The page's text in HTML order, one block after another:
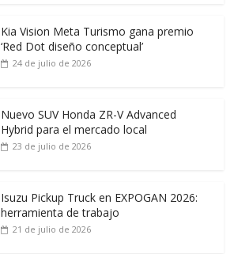
Kia Vision Meta Turismo gana premio
‘Red Dot diseño conceptual’
24 de julio de 2026
Nuevo SUV Honda ZR-V Advanced
Hybrid para el mercado local
23 de julio de 2026
Isuzu Pickup Truck en EXPOGAN 2026:
herramienta de trabajo
21 de julio de 2026